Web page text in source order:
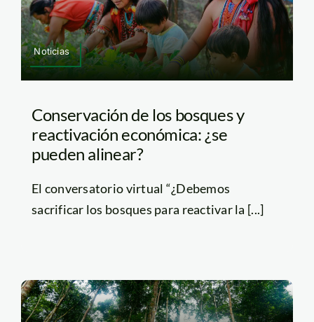
Noticias
Conservación de los bosques y
reactivación económica: ¿se
pueden alinear?
El conversatorio virtual “¿Debemos
sacrificar los bosques para reactivar la [...]